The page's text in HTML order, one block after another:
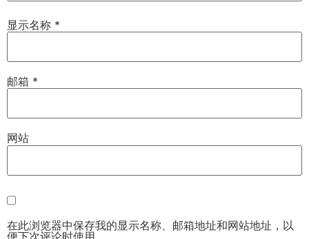
显示名称 *
邮箱 *
网站
在此浏览器中保存我的显示名称、邮箱地址和网站地址，以